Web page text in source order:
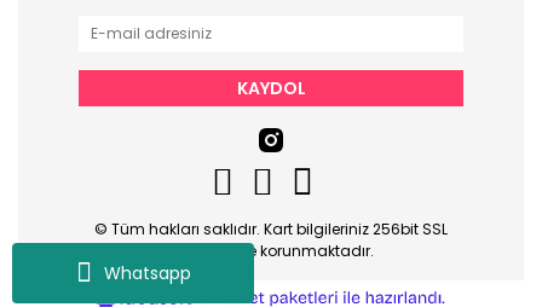
Whatsapp
KAYDOL
© Tüm hakları saklıdır. Kart bilgileriniz 256bit SSL
sertifikası ile korunmaktadır.
e-